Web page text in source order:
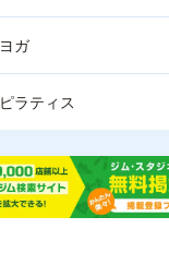
ヨガ
ピラティス